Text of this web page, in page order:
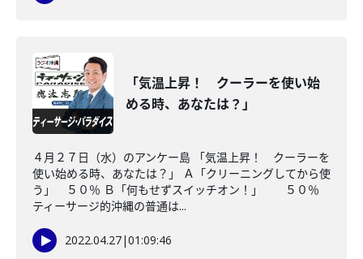
「気温上昇！ クーラーを使い始
める時、あなたは？」
４月２７日（水）のアンケー島 「気温上昇！ クーラーを
使い始める時、あなたは？」 Ａ「クリーニングしてから使
う」 ５０％ Ｂ「何もせずスイッチオン！」 ５０％
ティーサージ的沖縄の普通は...
2022.04.27|01:09:46